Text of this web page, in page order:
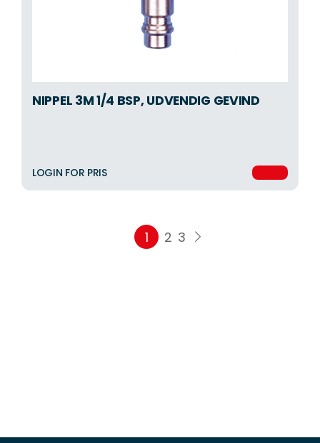
NIPPEL 3M 1/4 BSP, UDVENDIG GEVIND
LOGIN FOR PRIS
1 2 3